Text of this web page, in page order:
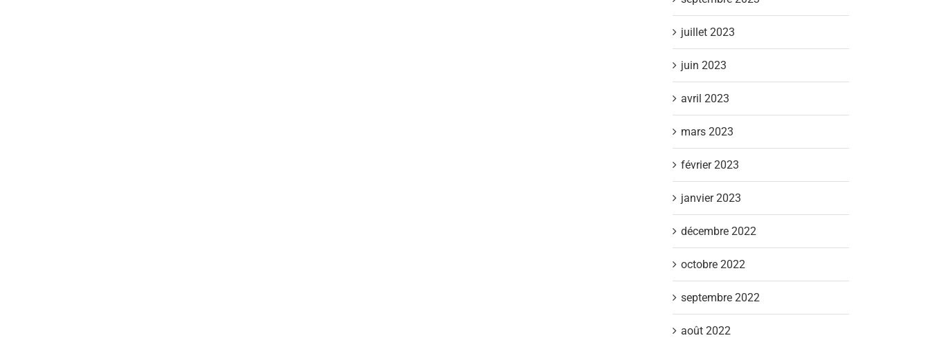
juillet 2023
juin 2023
avril 2023
mars 2023
février 2023
janvier 2023
décembre 2022
octobre 2022
septembre 2022
août 2022